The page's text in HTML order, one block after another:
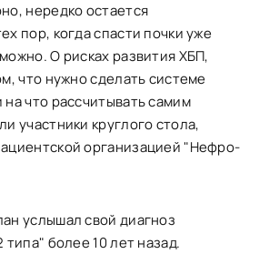
нередко остается
пор, когда спасти почки уже
О рисках развития ХБП,
что нужно сделать системе
что рассчитывать самим
участники круглого стола,
организацией "Нефро-
услышал свой диагноз
более 10 лет назад.